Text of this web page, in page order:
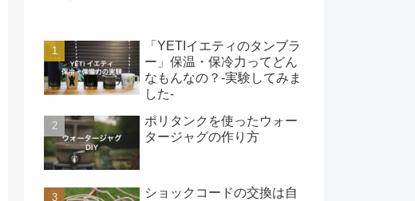
「YETIイエティのタンブラ
ー」保温・保冷力ってどん
なもんなの？-実験してみま
した-
ポリタンクを使ったウォー
タージャグの作り方
ショックコードの交換は自